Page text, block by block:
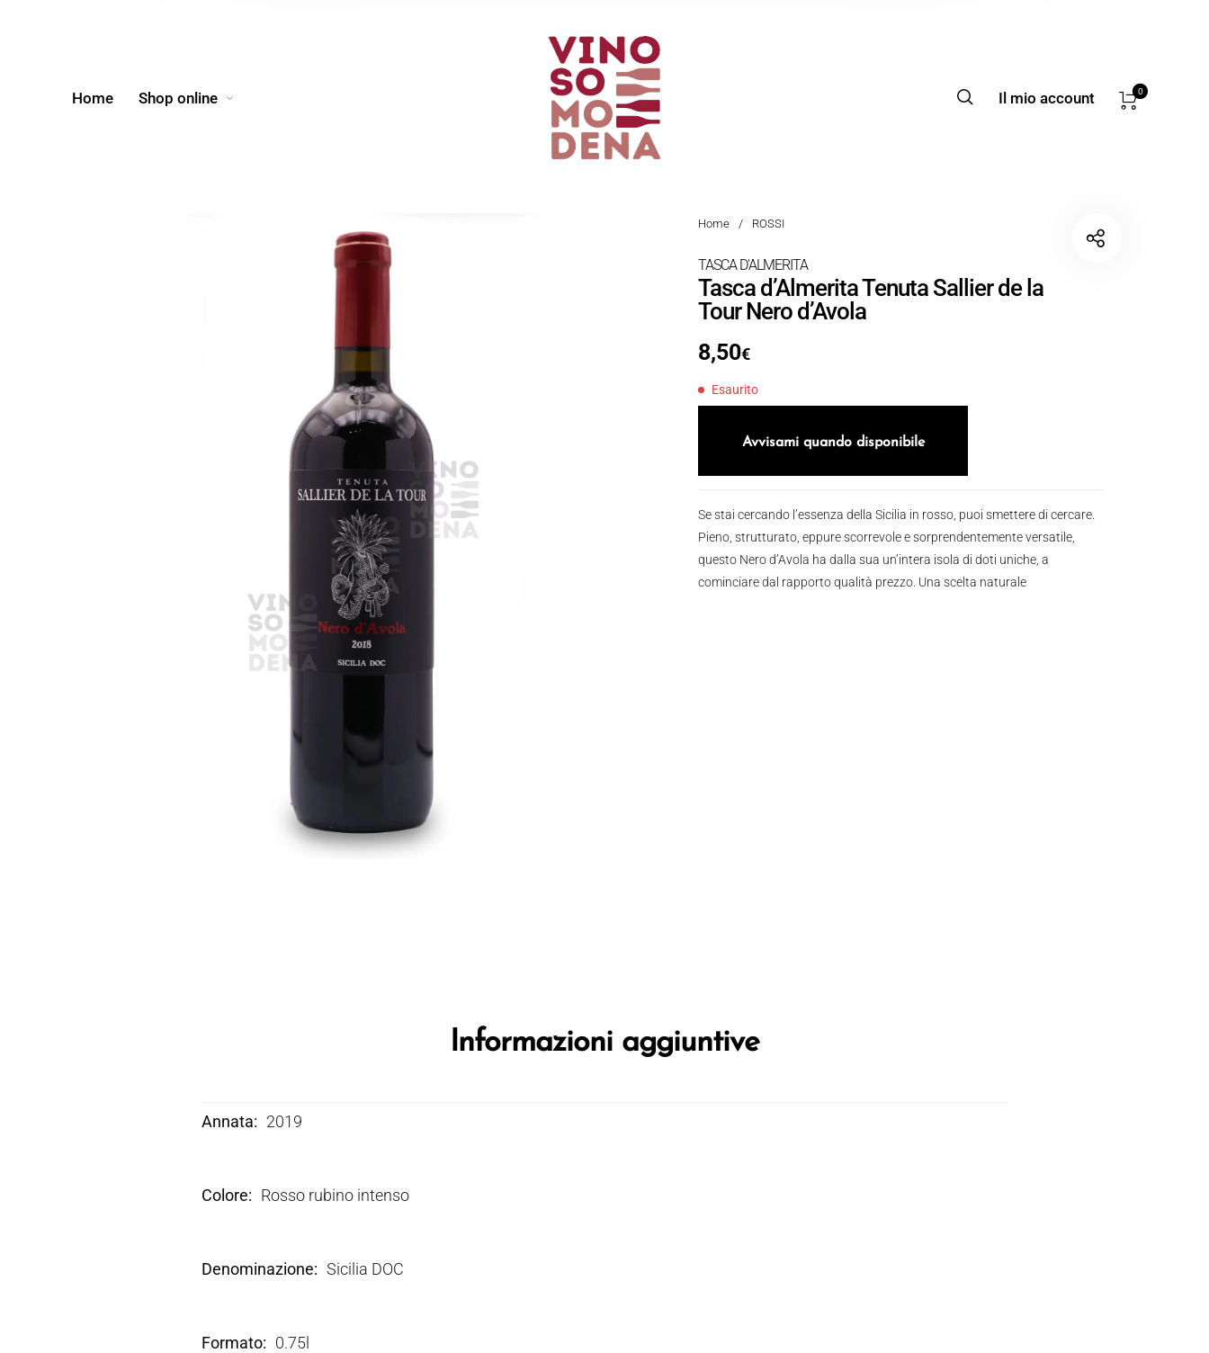
Home Shop online Il mio account 0
Home / ROSSI
TASCA D'ALMERITA
Tasca d’Almerita Tenuta Sallier de la
Tour Nero d’Avola
8,50€
Esaurito
Avvisami quando disponibile
Se stai cercando l’essenza della Sicilia in rosso, puoi smettere di cercare.
Pieno, strutturato, eppure scorrevole e sorprendentemente versatile,
questo Nero d’Avola ha dalla sua un’intera isola di doti uniche, a
cominciare dal rapporto qualità prezzo. Una scelta naturale
Informazioni aggiuntive
Annata 2019
Colore Rosso rubino intenso
Denominazione Sicilia DOC
Formato 0.75l